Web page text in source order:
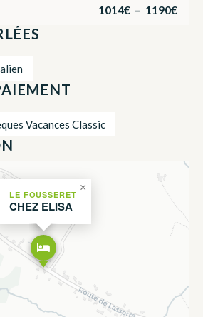
1014€ – 1190€
Vacances Classic
LE FOUSSERET
CHEZ ELISA
×